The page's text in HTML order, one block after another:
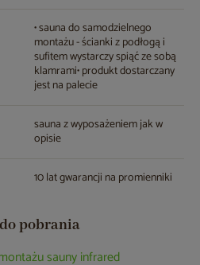
• sauna do samodzielnego
montażu - ścianki z podłogą i
sufitem wystarczy spiąć ze sobą
klamrami• produkt dostarczany
jest na palecie
sauna z wyposażeniem jak w
opisie
10 lat gwarancji na promienniki
pobrania
sauny infrared